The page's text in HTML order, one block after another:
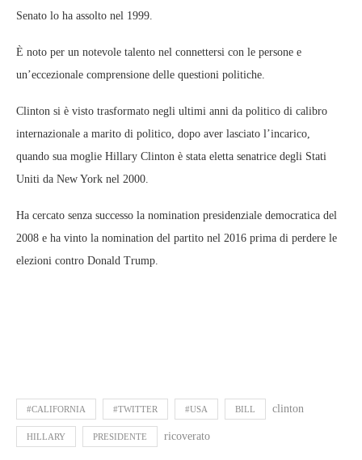
Senato lo ha assolto nel 1999.
È noto per un notevole talento nel connettersi con le persone e
un’eccezionale comprensione delle questioni politiche.
Clinton si è visto trasformato negli ultimi anni da politico di calibro
internazionale a marito di politico, dopo aver lasciato l’incarico,
quando sua moglie Hillary Clinton è stata eletta senatrice degli Stati
Uniti da New York nel 2000.
Ha cercato senza successo la nomination presidenziale democratica del
2008 e ha vinto la nomination del partito nel 2016 prima di perdere le
elezioni contro Donald Trump.
#CALIFORNIA #TWITTER #USA BILL clinton
HILLARY PRESIDENTE ricoverato